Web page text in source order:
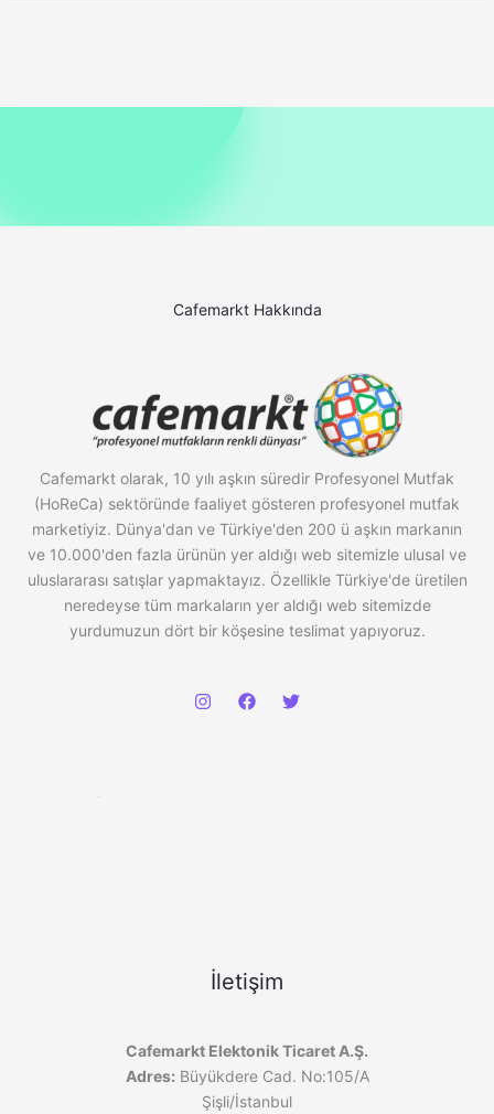
Cafemarkt Hakkında
Cafemarkt olarak, 10 yılı aşkın süredir Profesyonel Mutfak
(HoReCa) sektöründe faaliyet gösteren profesyonel mutfak
marketiyiz. Dünya'dan ve Türkiye'den 200 ü aşkın markanın
ve 10.000'den fazla ürünün yer aldığı web sitemizle ulusal ve
uluslararası satışlar yapmaktayız. Özellikle Türkiye'de üretilen
neredeyse tüm markaların yer aldığı web sitemizde
yurdumuzun dört bir köşesine teslimat yapıyoruz.
İletişim
Cafemarkt Elektonik Ticaret A.Ş.
Adres: Büyükdere Cad. No:105/A
Şişli/İstanbul